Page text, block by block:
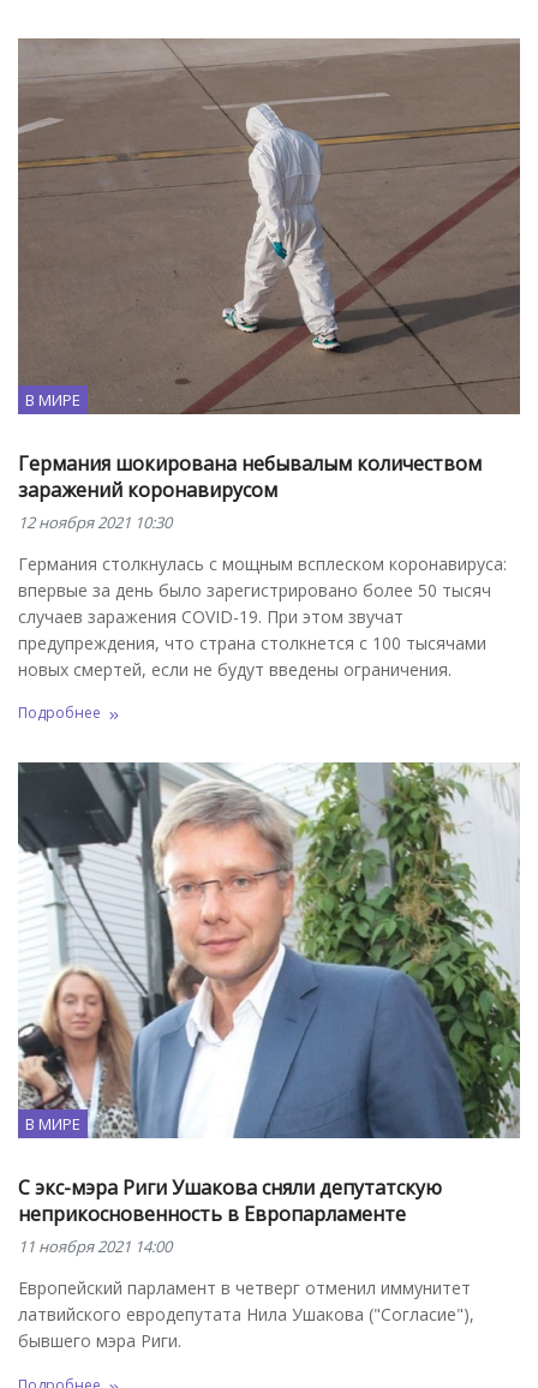
В МИРЕ
Германия шокирована небывалым количеством
заражений коронавирусом
12 ноября 2021 10:30
Германия столкнулась с мощным всплеском коронавируса:
впервые за день было зарегистрировано более 50 тысяч
случаев заражения COVID-19. При этом звучат
предупреждения, что страна столкнется с 100 тысячами
новых смертей, если не будут введены ограничения.
Подробнее
В МИРЕ
С экс-мэра Риги Ушакова сняли депутатскую
неприкосновенность в Европарламенте
11 ноября 2021 14:00
Европейский парламент в четверг отменил иммунитет
латвийского евродепутата Нила Ушакова ("Согласие"),
бывшего мэра Риги.